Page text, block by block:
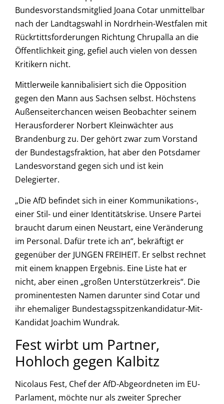
Bundesvorstandsmitglied Joana Cotar unmittelbar
nach der Landtagswahl in Nordrhein-Westfalen mit
Rückrtittsforderungen Richtung Chrupalla an die
Öffentlichkeit ging, gefiel auch vielen von dessen
Kritikern nicht.
Mittlerweile kannibalisiert sich die Opposition
gegen den Mann aus Sachsen selbst. Höchstens
Außenseiterchancen weisen Beobachter seinem
Herausforderer Norbert Kleinwächter aus
Brandenburg zu. Der gehört zwar zum Vorstand
der Bundestagsfraktion, hat aber den Potsdamer
Landesvorstand gegen sich und ist kein
Delegierter.
„Die AfD befindet sich in einer Kommunikations-,
einer Stil- und einer Identitätskrise. Unsere Partei
braucht darum einen Neustart, eine Veränderung
im Personal. Dafür trete ich an“, bekräftigt er
gegenüber der JUNGEN FREIHEIT. Er selbst rechnet
mit einem knappen Ergebnis. Eine Liste hat er
nicht, aber einen „großen Unterstützerkreis“. Die
prominentesten Namen darunter sind Cotar und
ihr ehemaliger Bundestagsspitzenkandidatur-Mit-
Kandidat Joachim Wundrak.
Fest wirbt um Partner,
Hohloch gegen Kalbitz
Nicolaus Fest, Chef der AfD-Abgeordneten im EU-
Parlament, möchte nur als zweiter Sprecher